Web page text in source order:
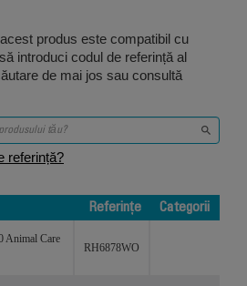
produs este compatibil cu
introduci codul de referință al
de mai jos sau consultă
referință?
Referințe
Categorii
Animal Care
RH6878WO